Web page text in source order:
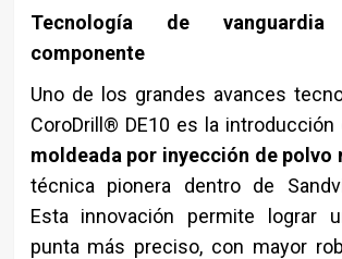
Tecnología de
componente
Uno de los grandes avances
CoroDrill® DE10 es la introducción
moldeada por inyección de polvo
técnica pionera dentro de
Esta innovación permite lograr
punta más preciso, con mayor